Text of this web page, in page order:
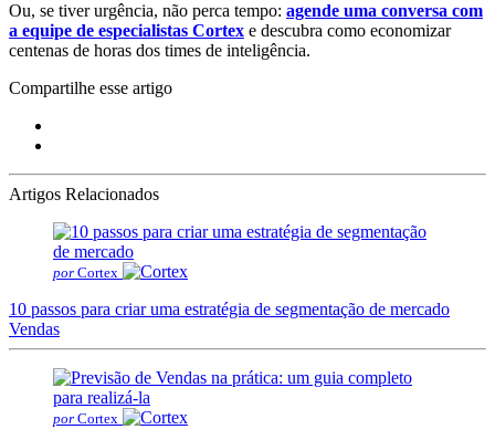
Ou, se tiver urgência, não perca tempo: agende uma conversa com
a equipe de especialistas Cortex e descubra como economizar
centenas de horas dos times de inteligência.
Compartilhe esse artigo
Artigos Relacionados
por Cortex
10 passos para criar uma estratégia de segmentação de mercado
Vendas
por Cortex